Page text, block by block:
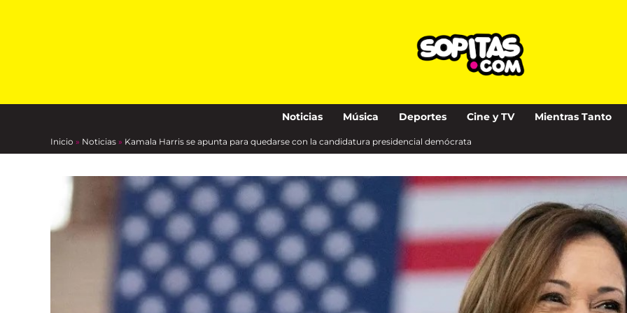
Noticias Música Deportes Cine y TV Mientras Tanto
Inicio » Noticias » Kamala Harris se apunta para quedarse con la candidatura presidencial demócrata